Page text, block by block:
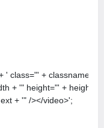
' class="' + classname
+ '" height="' + height +
+ '" /></video>';